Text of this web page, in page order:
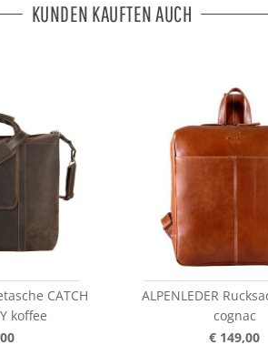
KUNDEN KAUFTEN AUCH
CATCH
koffee
ALPENLEDER
cognac
€ 149,00